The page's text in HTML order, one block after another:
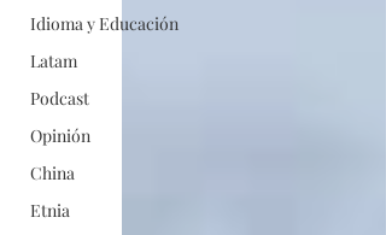
Idioma y Educación
Latam
Podcast
Opinión
China
Etnia